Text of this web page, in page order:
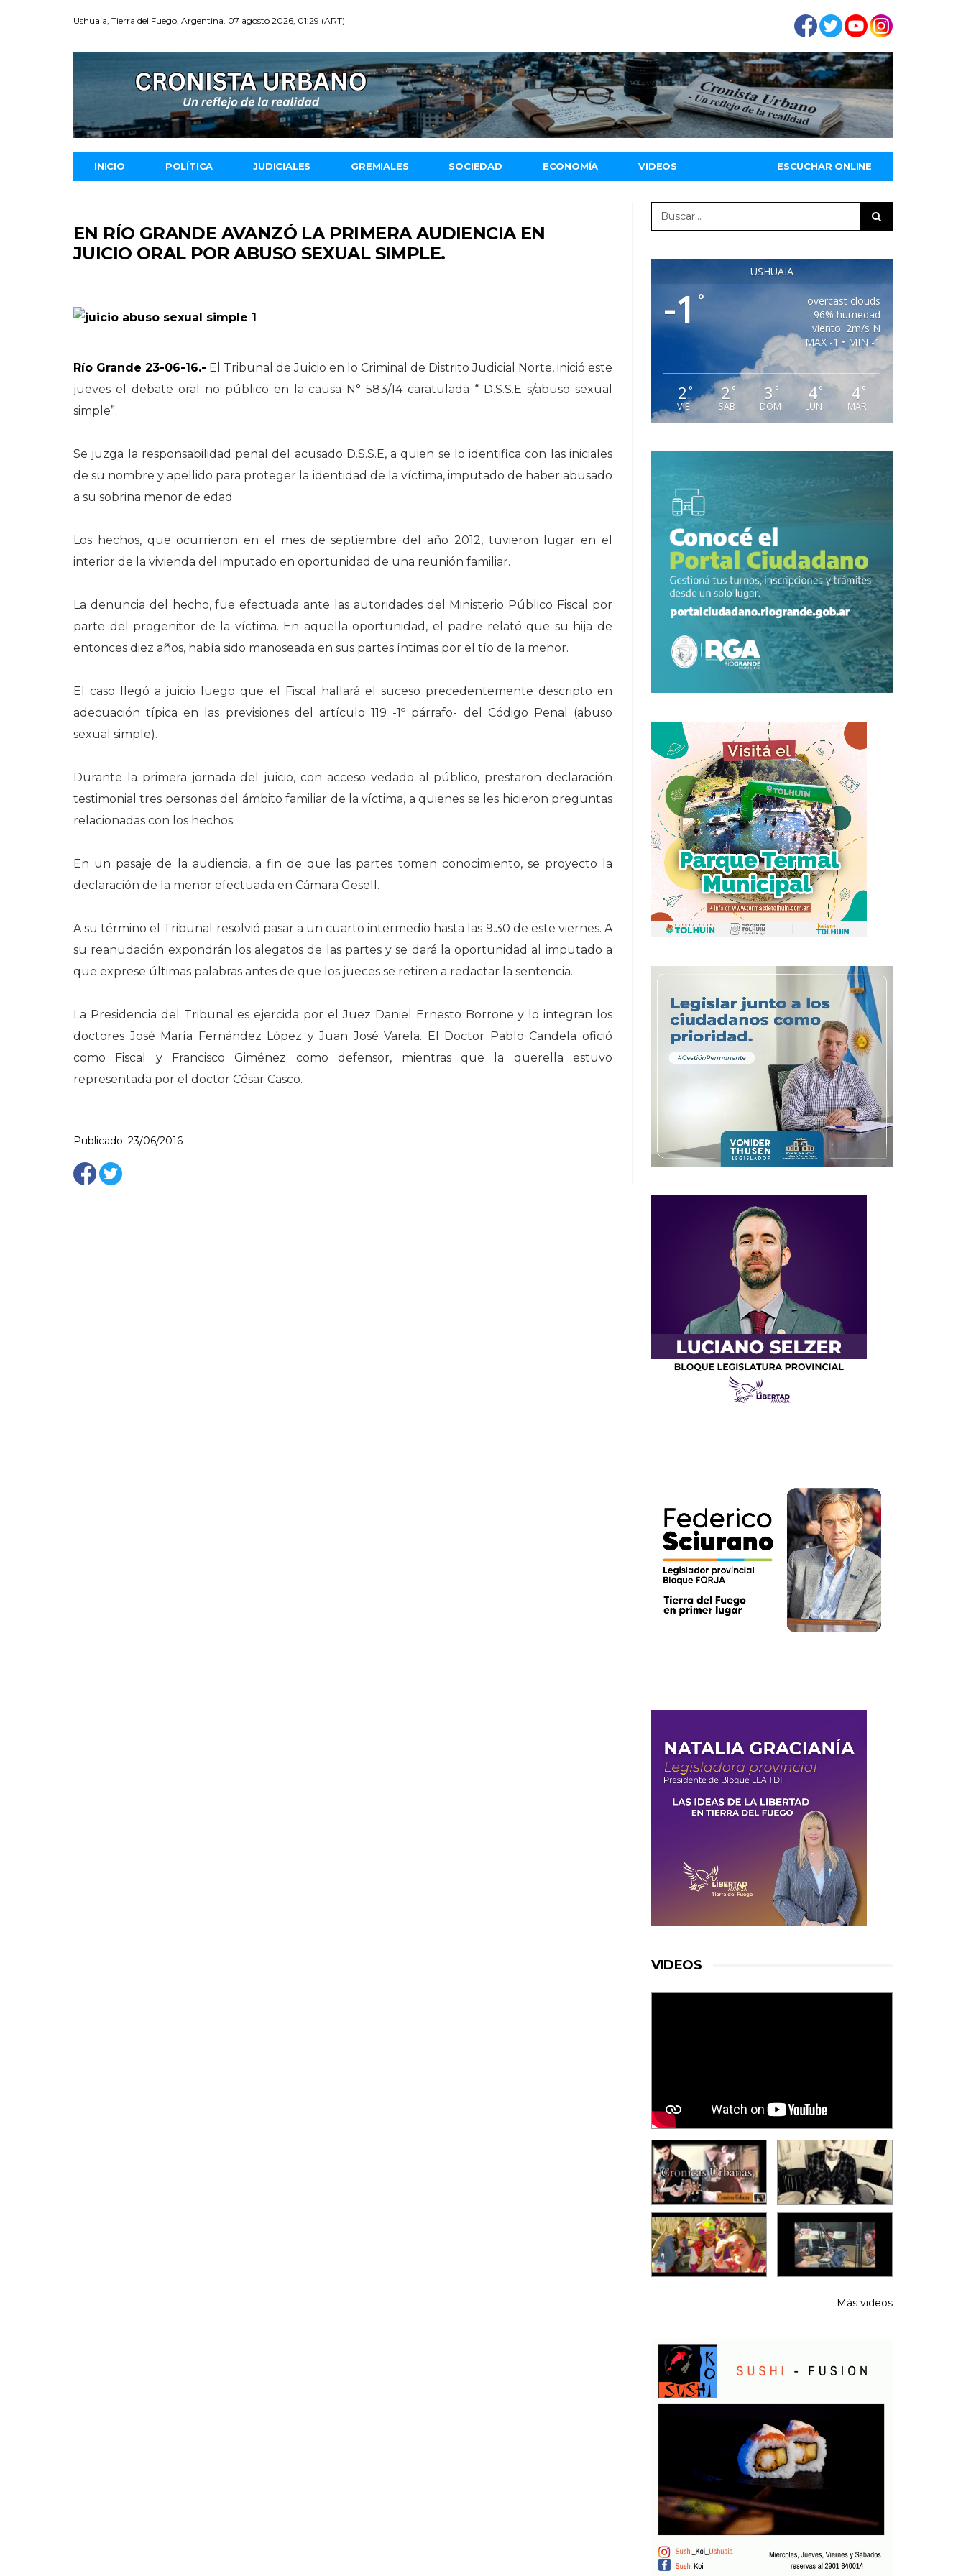
Ushuaia, Tierra del Fuego, Argentina. 07 agosto 2026, 01:29 (ART)
INICIO POLÍTICA JUDICIALES GREMIALES SOCIEDAD ECONOMÍA VIDEOS ESCUCHAR ONLINE
EN RÍO GRANDE AVANZÓ LA PRIMERA AUDIENCIA EN
JUICIO ORAL POR ABUSO SEXUAL SIMPLE.
Río Grande 23-06-16.- El Tribunal de Juicio en lo Criminal de Distrito Judicial Norte, inició este
jueves el debate oral no público en la causa N° 583/14 caratulada “ D.S.S.E s/abuso sexual
simple”.
Se juzga la responsabilidad penal del acusado D.S.S.E, a quien se lo identifica con las iniciales
de su nombre y apellido para proteger la identidad de la víctima, imputado de haber abusado
a su sobrina menor de edad.
Los hechos, que ocurrieron en el mes de septiembre del año 2012, tuvieron lugar en el
interior de la vivienda del imputado en oportunidad de una reunión familiar.
La denuncia del hecho, fue efectuada ante las autoridades del Ministerio Público Fiscal por
parte del progenitor de la víctima. En aquella oportunidad, el padre relató que su hija de
entonces diez años, había sido manoseada en sus partes íntimas por el tío de la menor.
El caso llegó a juicio luego que el Fiscal hallará el suceso precedentemente descripto en
adecuación típica en las previsiones del artículo 119 -1º párrafo- del Código Penal (abuso
sexual simple).
Durante la primera jornada del juicio, con acceso vedado al público, prestaron declaración
testimonial tres personas del ámbito familiar de la víctima, a quienes se les hicieron preguntas
relacionadas con los hechos.
En un pasaje de la audiencia, a fin de que las partes tomen conocimiento, se proyecto la
declaración de la menor efectuada en Cámara Gesell.
A su término el Tribunal resolvió pasar a un cuarto intermedio hasta las 9.30 de este viernes. A
su reanudación expondrán los alegatos de las partes y se dará la oportunidad al imputado a
que exprese últimas palabras antes de que los jueces se retiren a redactar la sentencia.
La Presidencia del Tribunal es ejercida por el Juez Daniel Ernesto Borrone y lo integran los
doctores José María Fernández López y Juan José Varela. El Doctor Pablo Candela ofició
como Fiscal y Francisco Giménez como defensor, mientras que la querella estuvo
representada por el doctor César Casco.
Publicado: 23/06/2016
USHUAIA
-1°
overcast clouds
96% humedad
viento: 2m/s N
MAX -1 • MIN -1
2°
VIE
2 °
SAB
3 °
DOM
4°
LUN
4°
MAR
VIDEOS
Más videos